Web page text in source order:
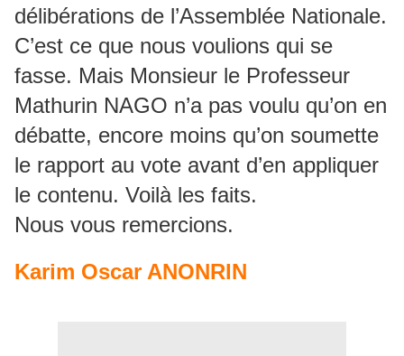
délibérations de l’Assemblée Nationale.
C’est ce que nous voulions qui se
fasse. Mais Monsieur le Professeur
Mathurin NAGO n’a pas voulu qu’on en
débatte, encore moins qu’on soumette
le rapport au vote avant d’en appliquer
le contenu. Voilà les faits.
Nous vous remercions.
Karim Oscar ANONRIN